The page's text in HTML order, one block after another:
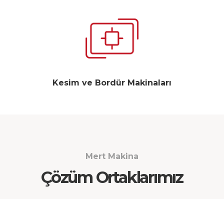
Kesim ve Bordür Makinaları
Mert Makina
Çözüm Ortaklarımız